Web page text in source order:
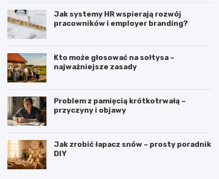
Jak systemy HR wspierają rozwój
pracowników i employer branding?
Kto może głosować na sołtysa –
najważniejsze zasady
Problem z pamięcią krótkotrwałą –
przyczyny i objawy
Jak zrobić łapacz snów – prosty poradnik
DIY
J
W